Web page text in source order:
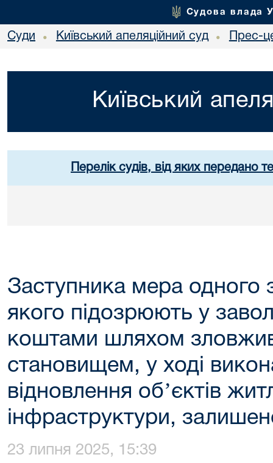
Судова влада
Суди • Київський апеляційний суд • Прес-
Київський
Перелік судів, від яких передано
Заступника мера одного
якого підозрюють у
коштами шляхом
становищем, у ході
відновлення обʼєктів
інфраструктури,
23 липня 2025, 15:39